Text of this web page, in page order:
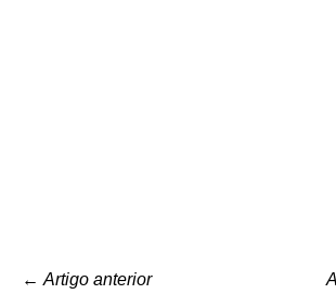
← Artigo anterior